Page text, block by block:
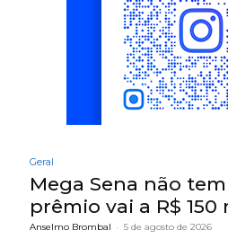
Geral
Mega Sena não
prêmio vai a R$ 150
Anselmo Brombal - 5 de agosto de 2026